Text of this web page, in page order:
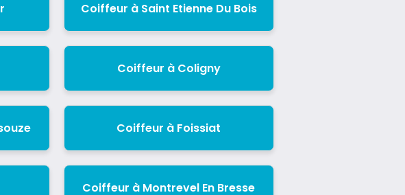
Coiffeur à Saint Etienne Du Bois
Coiffeur à Coligny
Coiffeur à Foissiat
Coiffeur à Montrevel En Bresse